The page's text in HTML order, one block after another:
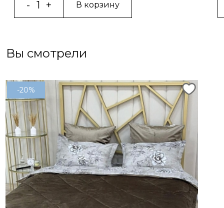
В корзину
Вы смотрели
-20%